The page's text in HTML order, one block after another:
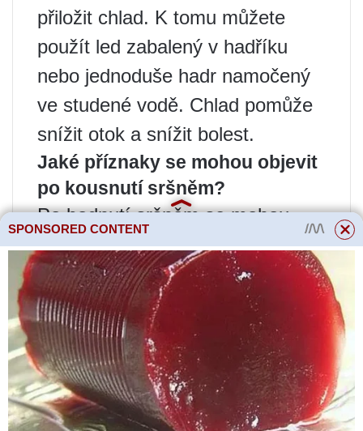
přiložit chlad. K tomu můžete
použít led zabalený v hadříku
nebo jednoduše hadr namočený
ve studené vodě. Chlad pomůže
snížit otok a snížit bolest.
Jaké příznaky se mohou objevit
po kousnutí sršněm?
Po bodnutí sršněm se mohou
objevit následující příznaky:
bolest, zarudnutí a otok v místě
kousnutí, svědění, pálení,
případně výskyt puchýřů nebo
vyrážky. V některých případech
se mohou objevit závažnější
reakce, jako je alergická reakce
SPONSORED CONTENT